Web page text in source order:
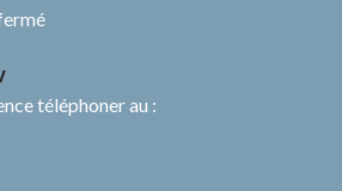
téléphoner au :